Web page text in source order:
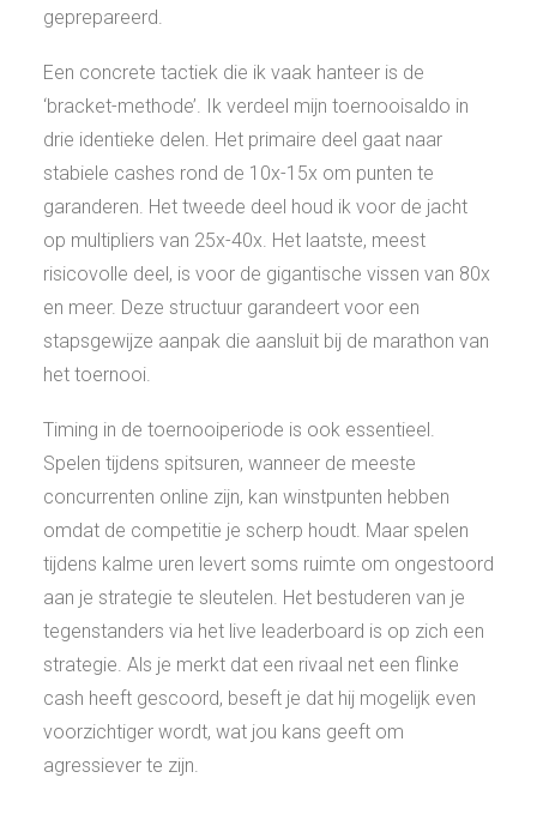
geprepareerd.
Een concrete tactiek die ik vaak hanteer is de
‘bracket-methode’. Ik verdeel mijn toernooisaldo in
drie identieke delen. Het primaire deel gaat naar
stabiele cashes rond de 10x-15x om punten te
garanderen. Het tweede deel houd ik voor de jacht
op multipliers van 25x-40x. Het laatste, meest
risicovolle deel, is voor de gigantische vissen van 80x
en meer. Deze structuur garandeert voor een
stapsgewijze aanpak die aansluit bij de marathon van
het toernooi.
Timing in de toernooiperiode is ook essentieel.
Spelen tijdens spitsuren, wanneer de meeste
concurrenten online zijn, kan winstpunten hebben
omdat de competitie je scherp houdt. Maar spelen
tijdens kalme uren levert soms ruimte om ongestoord
aan je strategie te sleutelen. Het bestuderen van je
tegenstanders via het live leaderboard is op zich een
strategie. Als je merkt dat een rivaal net een flinke
cash heeft gescoord, beseft je dat hij mogelijk even
voorzichtiger wordt, wat jou kans geeft om
agressiever te zijn.